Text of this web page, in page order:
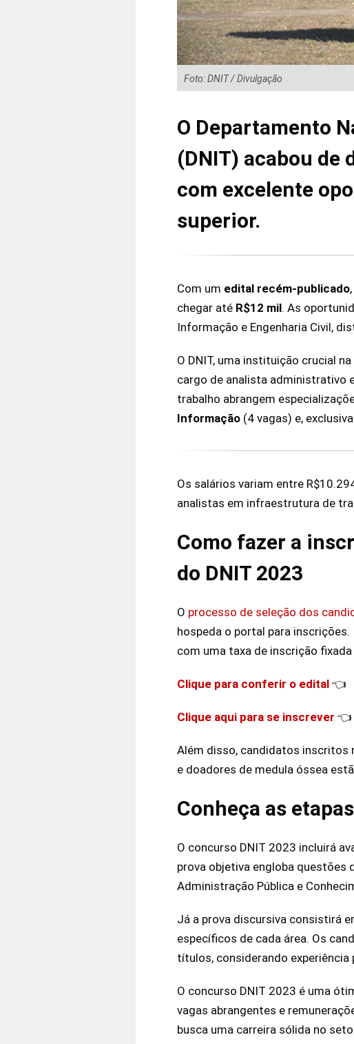
Foto: DNIT / Divulgação
O Departamento
(DNIT) acabou
com excelente
superior.
Com um edital recém-publicado
chegar até R$12 mil. As
Informação e Engenharia Civil,
O DNIT, uma instituição crucial
cargo de analista administrativo
trabalho abrangem
Informação (4 vagas) e,
Os salários variam entre
analistas em infraestrutura de
Como fazer a
do DNIT 2023
O processo de seleção dos
hospeda o portal para
com uma taxa de inscrição fixada
Clique para conferir o edital 👈
Clique aqui para se inscrever 👈
Além disso, candidatos inscritos
e doadores de medula óssea
Conheça as
O concurso DNIT 2023 incluirá
prova objetiva engloba questões
Administração Pública e
Já a prova discursiva consistirá
específicos de cada área. Os
títulos, considerando
O concurso DNIT 2023 é uma
vagas abrangentes e
busca uma carreira sólida no